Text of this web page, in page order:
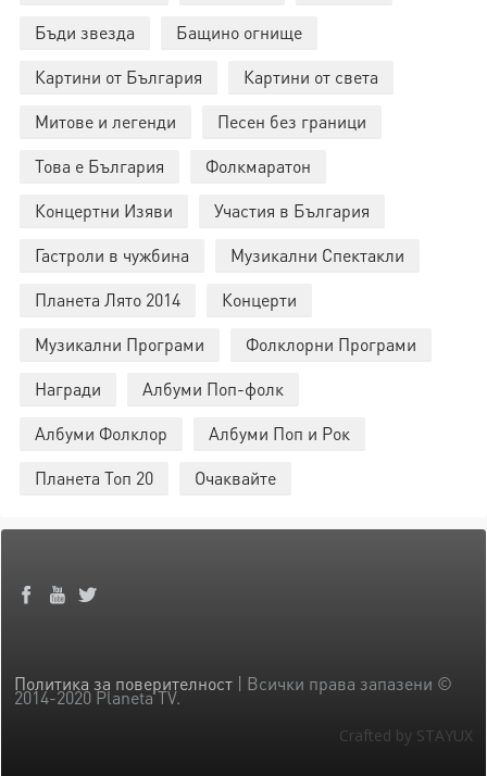
Бъди звезда
Бащино огнище
Картини от България
Картини от света
Митове и легенди
Песен без граници
Това е България
Фолкмаратон
Концертни Изяви
Участия в България
Гастроли в чужбина
Музикални Спектакли
Планета Лято 2014
Концерти
Музикални Програми
Фолклорни Програми
Награди
Албуми Поп-фолк
Албуми Фолклор
Албуми Поп и Рок
Планета Топ 20
Очаквайте
Политика за поверителност | Всички права запазени ©
2014-2020 Planeta TV.
Crafted by STAYUX